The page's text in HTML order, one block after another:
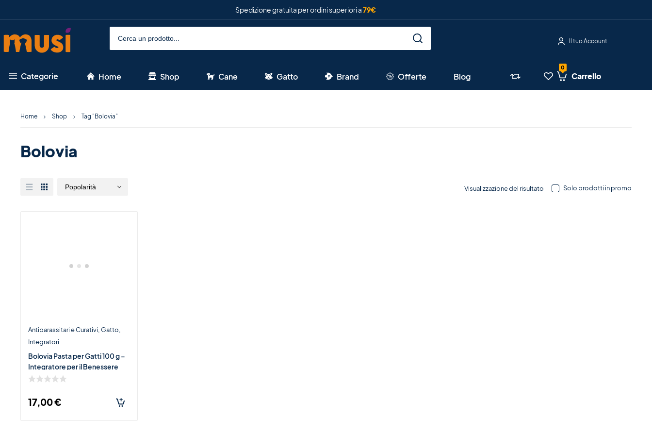
Spedizione gratuita per ordini superiori a79€
Il tuo Account
Categorie Home Shop Cane Gatto Brand Offerte Blog Carrello
Home Shop Tag "Bolovia"
Bolovia
Solo prodotti in promo
Visualizzazione del risultato
Antiparassitari e Curativi Gatto
Integratori
Bolovia Pasta per Gatti 100 g –
Integratore per il Benessere
Intestinale e Digestivo
17,00€